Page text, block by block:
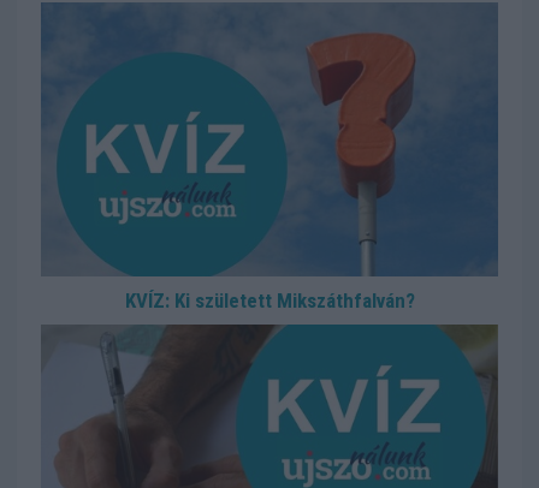
KVÍZ: Ki született Mikszáthfalván?